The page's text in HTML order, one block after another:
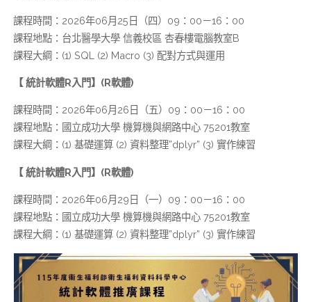
課程時間：2026年06月25日（四）09：00－16：00
課程地點：台北醫學大學 信義校區 杏春樓電腦教室B
課程大綱：(1) SQL (2) Macro (3) 配對方式與運用
【 統計軟體R入門】 (R軟體)
課程時間：2026年06月26日（五）09：00－16：00
課程地點：國立成功大學 機算機與網路中心 75201教室
課程大綱：(1) 基礎運算 (2) 資料整理”dplyr” (3) 實作練習
【 統計軟體R入門】 (R軟體)
課程時間：2026年06月29日（一）09：00－16：00
課程地點：國立成功大學 機算機與網路中心 75201教室
課程大綱：(1) 基礎運算 (2) 資料整理”dplyr” (3) 實作練習